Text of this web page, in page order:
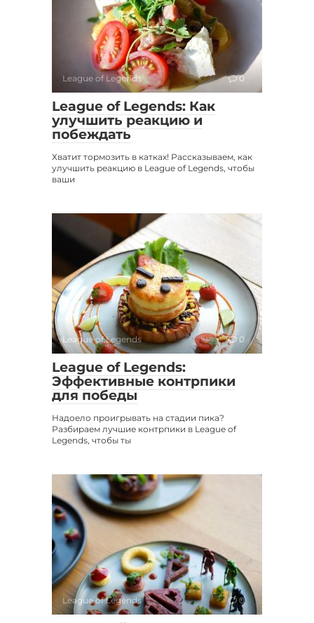
League of Legends 0
League of Legends: Как
улучшить реакцию и
побеждать
Хватит тормозить в катках! Рассказываем, как
улучшить реакцию в League of Legends, чтобы
ваши
League of Legends 0
League of Legends:
Эффективные контрпики
для победы
Надоело проигрывать на стадии пика?
Разбираем лучшие контрпики в League of
Legends, чтобы ты
League of Legends 0